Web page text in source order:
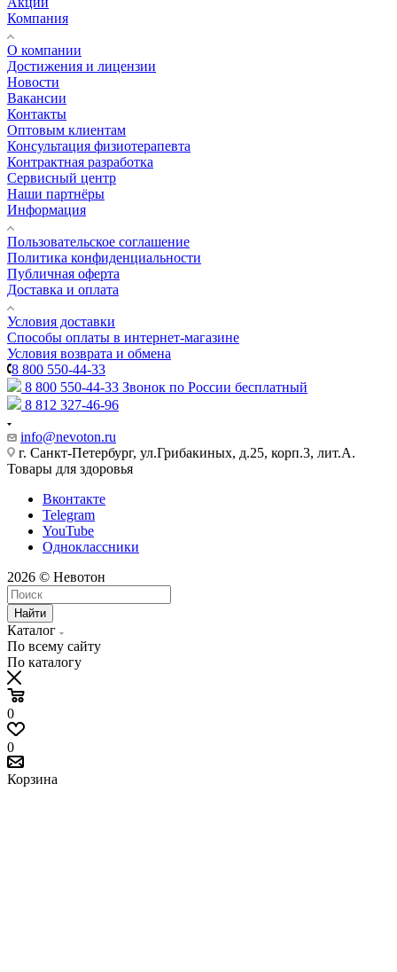
Компания
О компании
Достижения и лицензии
Новости
Вакансии
Контакты
Оптовым клиентам
Консультация физиотерапевта
Контрактная разработка
Сервисный центр
Наши партнёры
Информация
Пользовательское соглашение
Политика конфиденциальности
Публичная оферта
Доставка и оплата
Условия доставки
Способы оплаты в интернет-магазине
Условия возврата и обмена
8 800 550-44-33
8 800 550-44-33 Звонок по России бесплатный
8 812 327-46-96
info@nevoton.ru
г. Санкт-Петербург, ул.Грибакиных, д.25, корп.3, лит.А.
Товары для здоровья
Вконтакте
Telegram
YouTube
Одноклассники
2026 © Невотон
Найти
Каталог
По всему сайту
По каталогу
0
0
Корзина